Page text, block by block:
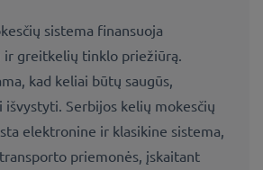
sistema finansuoja
ir greitkelių tinklo priežiūrą.
kad keliai būtų saugūs,
Serbijos kelių mokesčių
elektronine ir klasikine sistema,
priemonės, įskaitant